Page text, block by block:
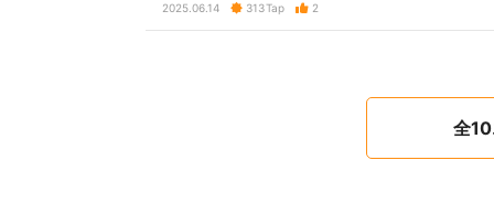
2025.06.14 313Tap 2
全